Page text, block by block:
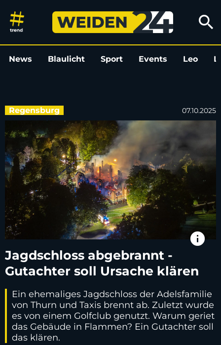
Jagdschloss abgebrannt -
search
News Blaulicht Sport Events Leo
Regensburg 07.10.2025
info
Jagdschloss abgebrannt -
Gutachter soll Ursache klären
Ein ehemaliges Jagdschloss der Adelsfamilie
von Thurn und Taxis brennt ab. Zuletzt wurde
es von einem Golfclub genutzt. Warum geriet
das Gebäude in Flammen? Ein Gutachter soll
das klären.